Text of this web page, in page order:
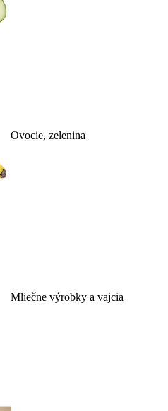
Ovocie, zelenina
Mliečne výrobky a vajcia